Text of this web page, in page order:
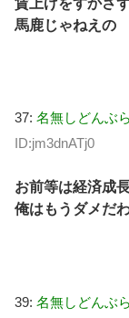
馬鹿じゃねえの
37: 名無しどんぶ
ID:jm3dnATj0
お前等は経済成
俺はもうダメだ
39: 名無しどんぶ